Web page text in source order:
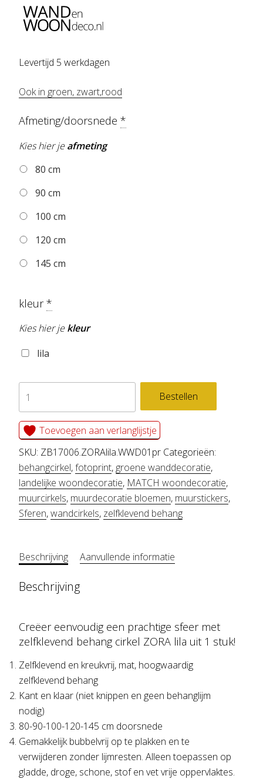
Levertijd 5 werkdagen
Ook in groen, zwart,rood
Afmeting/doorsnede *
Kies hier jeafmeting
80 cm
90 cm
100 cm
120 cm
145 cm
kleur*
Kies hier jekleur
lila
zelfklevend
behang
cirkel
ZORA
lila
aantal
Bestellen
Toevoegen aan verlanglijstje
SKU: ZB17006.ZORAlila.WWD01pr Categorieën:
behangcirkel,fotoprint, groene wanddecoratie,
landelijke woondecoratie, MATCH woondecoratie,
muurcirkels, muurdecoratie bloemen, muurstickers,
Sferen,wandcirkels, zelfklevend behang
Beschrijving Aanvullende informatie
Beschrijving
Creëer eenvoudig een prachtige sfeer met
zelfklevend behang cirkel ZORA lila uit 1 stuk!
Zelfklevend en kreukvrij, mat, hoogwaardig
zelfklevend behang
Kant en klaar (niet knippen en geen behanglijm
nodig)
80-90-100-120-145 cm doorsnede
Gemakkelijk bubbelvrij op te plakken en te
verwijderen zonder lijmresten. Alleen toepassen op
gladde, droge, schone, stof en vet vrije oppervlaktes.